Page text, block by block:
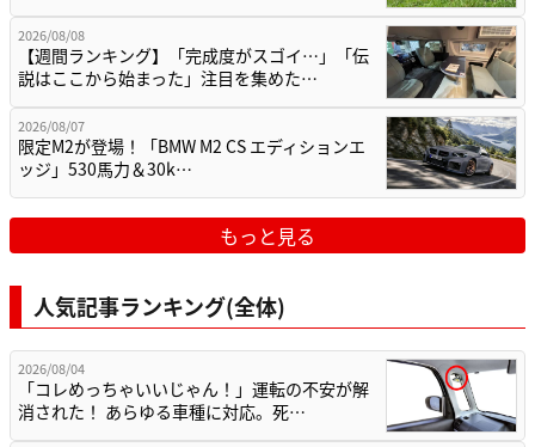
2026/08/08
【週間ランキング】「完成度がスゴイ…」「伝
説はここから始まった」注目を集めた…
2026/08/07
限定M2が登場！「BMW M2 CS エディションエ
ッジ」530馬力＆30k…
もっと見る
人気記事ランキング(全体)
2026/08/04
「コレめっちゃいいじゃん！」運転の不安が解
消された！ あらゆる車種に対応。死…